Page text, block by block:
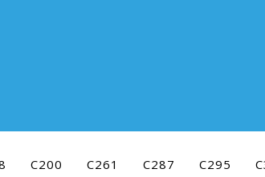
C200 C261 C287 C295